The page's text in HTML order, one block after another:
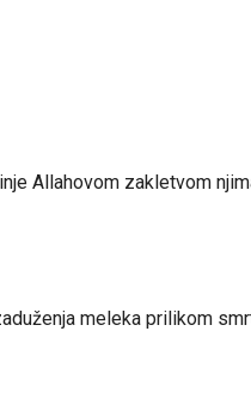
Allahovom zakletvom
meleka prilikom